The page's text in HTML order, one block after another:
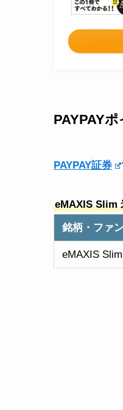
PAYPAY
PAYPAY証券
eMAXIS Slim
銘柄・ファ
eMAXIS